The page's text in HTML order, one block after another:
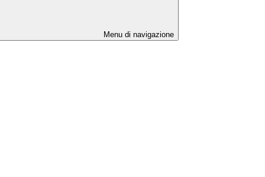
Menu di navigazione